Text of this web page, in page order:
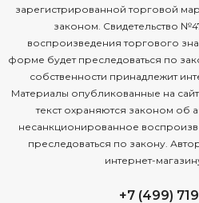
зарегистрированной торговой
законом. Свидетельство
воспроизведения торгового
форме будет преследоваться по
собственности принадлежит
Материалы опубликованные на
текст охраняются законом об
несанкционированное
преследоваться по закону.
интернет-
+7 (499)